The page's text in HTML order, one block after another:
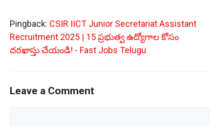
Pingback: CSIR IICT Junior Secretariat Assistant
Recruitment 2025 | 15 ప్రభుత్వ ఉద్యోగాల కోసం
దరఖాస్తు చేయండి! - Fast Jobs Telugu
Leave a Comment